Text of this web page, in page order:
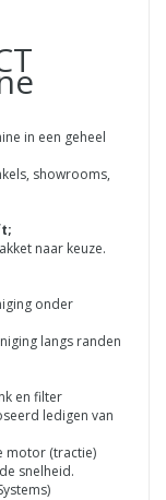
in een geheel
showrooms,
naar keuze.
onder
langs randen
en filter
ledigen van
motor (tractie)
snelheid.